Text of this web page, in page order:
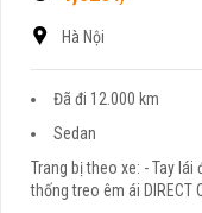
Hà Nội
Đã đi 12.000 km
Sedan
Trang bị theo xe: - Tay
thống treo êm ái DIRECT